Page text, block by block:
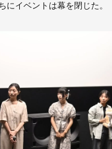
にイベントは幕を閉じた。